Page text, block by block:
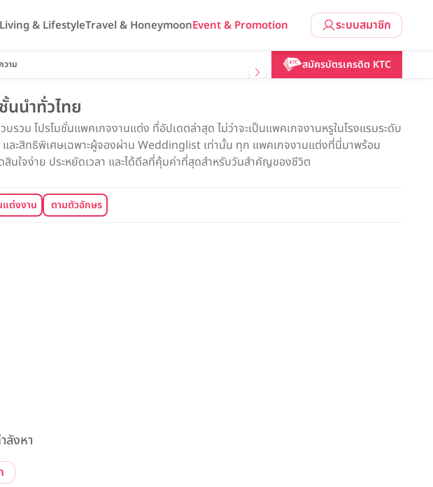
ระบบสมาชิก
Living & LifestyleTravel & HoneymoonEvent & Promotion
วาม สมัครบัตรเครดิต KTC
นนำทั่วไทย
วม โปรโมชั่นแพคเกจงานแต่ง ที่อัปเดตล่าสุด ไม่ว่าจะเป็นแพคเกจงานหรูในโรงแรมระดับ
ะสิทธิพิเศษเฉพาะผู้จองผ่าน Weddinglist เท่านั้น ทุก แพคเกจงานแต่งที่นี่มาพร้อม
นใจง่าย ประหยัดเวลา และได้ดีลที่คุ้มค่าที่สุดสำหรับวันสำคัญของชีวิต
ต่งงาน ตามตัวอักษร
ลังหา